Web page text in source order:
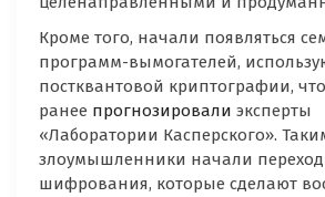
Кроме того, начали появляться
программ-вымогателей,
постквантовой криптографии, что
ранее прогнозировали эксперты
«Лаборатории Касперского».
злоумышленники начали
шифрования, которые сделают